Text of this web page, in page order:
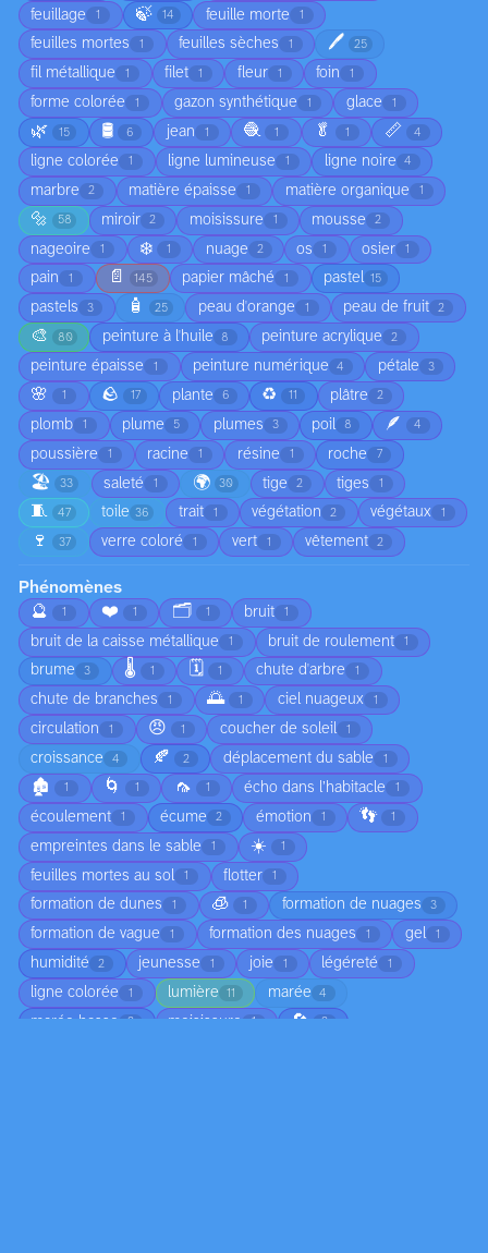
feuillage 1 🍃 14 feuille morte 1
feuilles mortes 1 feuilles sèches 1 🖊️ 25
fil métallique 1 filet 1 fleur 1 foin 1
forme colorée 1 gazon synthétique 1 glace 1
🌿 15 🛢️ 6 jean 1 🧶 1 🥬 1 📏 4
ligne colorée 1 ligne lumineuse 1 ligne noire 4
marbre 2 matière épaisse 1 matière organique 1
🔩 58 miroir 2 moisissure 1 mousse 2
nageoire 1 ❄️ 1 nuage 2 os 1 osier 1
pain 1 📄 145 papier mâché 1 pastel 15
pastels 3 🧴 25 peau d'orange 1 peau de fruit 2
🎨 80 peinture à l'huile 8 peinture acrylique 2
peinture épaisse 1 peinture numérique 4 pétale 3
🌸 1 🪨 17 plante 6 ♻️ 11 plâtre 2
plomb 1 plume 5 plumes 3 poil 8 🪶 4
poussière 1 racine 1 résine 1 roche 7
🏖️ 33 saleté 1 🌍 30 tige 2 tiges 1
🧵 47 toile 36 trait 1 végétation 2 végétaux 1
🍷 37 verre coloré 1 vert 1 vêtement 2
Phénomènes
🔮
1 ❤️ 1 🗂️ 1 bruit 1
bruit de la caisse métallique 1 bruit de roulement 1
brume 3 🌡️ 1 🗓️ 1 chute d'arbre 1
chute de branches 1 🌅 1 ciel nuageux 1
circulation 1 😠 1 coucher de soleil 1
croissance 4 🍂 2 déplacement du sable 1
🏚️ 1 🌀 1 🦟 1 écho dans l’habitacle 1
écoulement 1 écume 2 émotion 1 👣 1
empreintes dans le sable 1 ☀️ 1
feuilles mortes au sol 1 flotter 1
formation de dunes 1 🧊 1 formation de nuages 3
formation de vague 1 formation des nuages 1 gel 1
humidité 2 jeunesse 1 joie 1 légéreté 1
ligne colorée 1 lumière 11 marée 4
marée basse 2 moisissure 1 🔄 2